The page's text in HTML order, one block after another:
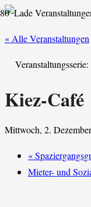
« Alle Veranstaltungen
Veranstaltungsserie:
Kiez-Café
Mittwoch, 2.
«
Mieter- und